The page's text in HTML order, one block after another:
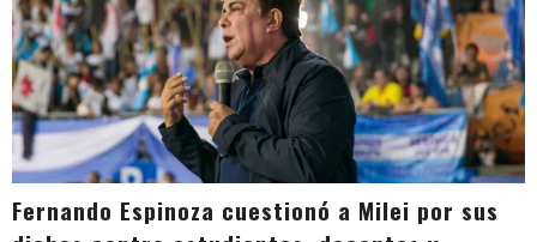
Fernando Espinoza cuestionó a Milei por sus